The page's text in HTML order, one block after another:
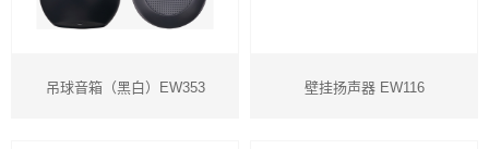
吊球音箱（黑白）EW353 壁挂扬声器 EW116